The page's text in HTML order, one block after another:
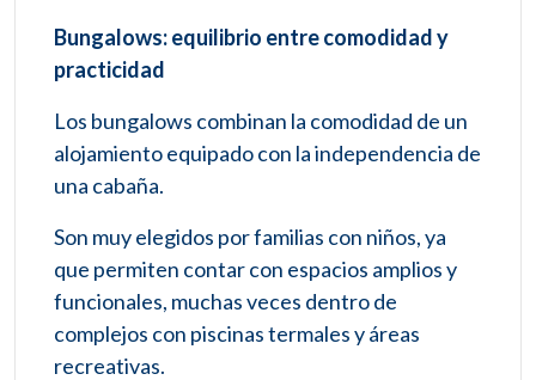
Bungalows: equilibrio entre comodidad y
practicidad
Los bungalows combinan la comodidad de un
alojamiento equipado con la independencia de
una cabaña.
Son muy elegidos por familias con niños, ya
que permiten contar con espacios amplios y
funcionales, muchas veces dentro de
complejos con piscinas termales y áreas
recreativas.